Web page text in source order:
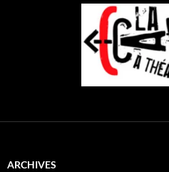
ARCHIVES